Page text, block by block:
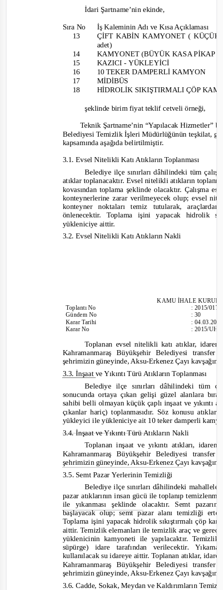
İdari Şartname’nin ekinde,
Sıra No
İş Kaleminin Adı ve Kısa Açıklaması
13
ÇİFT KABİN KAMYONET ( KÜÇÜK
adet)
14
15
16
17
18
KAMYONET (BÜYÜK KASA PİKAP
KAZICI - YÜKLEYİCİ
10 TEKER DAMPERLİ KAMYON
MİDİBÜS
HİDROLİK SIKIŞTIRMALI ÇÖP
şeklinde birim fiyat teklif cetveli örneği,
Teknik Şartname’nin “Yapılacak Hizmetler”
Belediyesi Temizlik İşleri Müdürlüğünün teşkilat,
kapsamında aşağıda belirtilmiştir.
3.1. Evsel Nitelikli Katı Atıkların Toplanması
Belediye ilçe sınırları dâhilindeki tüm
atıklar toplanacaktır. Evsel nitelikli atıkların
kovasından toplama şeklinde olacaktır. Çalışma
konteynerlerine zarar verilmeyecek olup; evsel
konteyner noktaları temiz tutularak,
önlenecektir. Toplama işini yapacak hidrolik
yükleniciye aittir.
3.2. Evsel Nitelikli Katı Atıkların Nakli
KAMU İHALE
ToplantıNo
Gündem No
Karar Tarihi
Karar No
:2015/017
:30
:
:2015/
Toplanan evsel nitelikli katı atıklar,
Kahramanmaraş Büyükşehir Belediyesi
şehrimizin güneyinde, Aksu-Erkenez Çayı
3.3. İnşaat ve Yıkıntı Türü Atıkların Toplanması
Belediye ilçe sınırları dâhilindeki tüm
sonucunda ortaya çıkan gelişi güzel alanlara
sahibi belli olmayanküçük çaplı inşaat ve yıkıntı
çıkanlar hariç) toplanmasıdır. Söz konusu
yükleyici ile yükleniciye ait 10 teker damperli
3.4. İnşaat ve Yıkıntı Türü Atıkların Nakli
Toplanan inşaat ve yıkıntı atıkları,
Kahramanmaraş Büyükşehir Belediyesi
şehrimizin güneyinde, Aksu-Erkenez Çayı
3.5. Semt Pazar Yerlerinin Temizliği
Belediye ilçe sınırları dâhilindeki
pazar atıklarının insan gücü ile toplanıp
ile yıkanması şeklinde olacaktır. Semt
başlayacak olup; semt pazar alanı temizliği
Toplama işini yapacak hidrolik sıkıştırmalı çöp
aittir. Temizlik elemanları ile temizlik araç ve
yüklenicinin kamyoneti ile yapılacaktır.
süpürge) idare tarafından verilecektir.
kullanılacak su idareye aittir. Toplanan atıklar,
Kahramanmaraş Büyükşehir Belediyesi
şehrimizin güneyinde, Aksu-Erkenez Çayı
3.6. Cadde, Sokak, Meydan ve Kaldırımların